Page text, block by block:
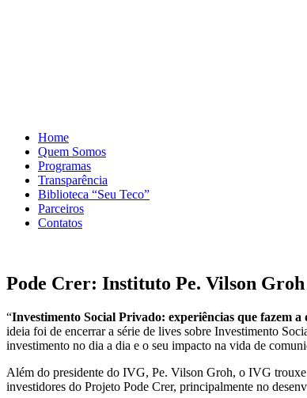
Home
Quem Somos
Programas
Transparência
Biblioteca “Seu Teco”
Parceiros
Contatos
Pode Crer: Instituto Pe. Vilson
“Investimento Social Privado: experiências que fazem a
ideia foi de encerrar a série de lives sobre Investimento
investimento no dia a dia e o seu impacto na vida de
Além do presidente do IVG, Pe. Vilson Groh, o IVG
investidores do Projeto Pode Crer, principalmente no